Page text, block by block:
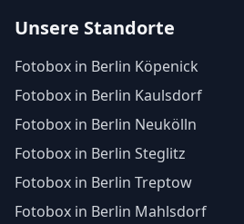
Unsere Standorte
Fotobox in Berlin Köpenick
Fotobox in Berlin Kaulsdorf
Fotobox in Berlin Neukölln
Fotobox in Berlin Steglitz
Fotobox in Berlin Treptow
Fotobox in Berlin Mahlsdorf